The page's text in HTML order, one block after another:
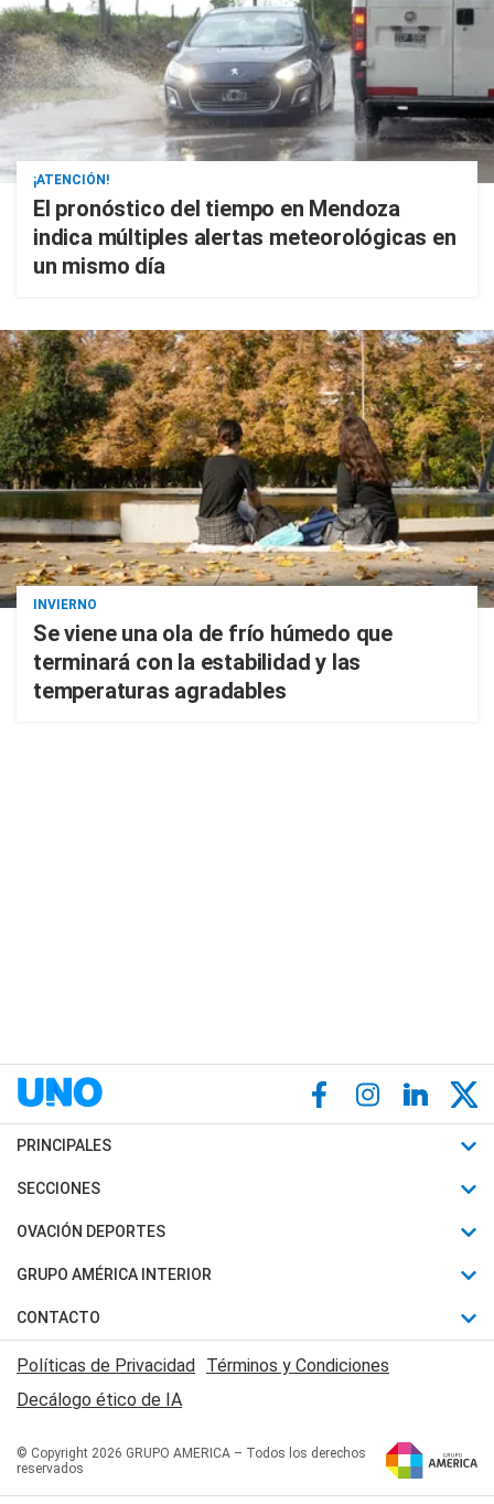
¡ATENCIÓN!
El pronóstico del tiempo en Mendoza
indica múltiples alertas meteorológicas en
un mismo día
INVIERNO
Se viene una ola de frío húmedo que
terminará con la estabilidad y las
temperaturas agradables
PRINCIPALES
Últimas Noticias
Política
Judiciales
Economia
SECCIONES
Horóscopo
Motores
Trucos caseros
Series y Películas
Edictos y Solicitadas
OVACIÓN DEPORTES
Fútbol
Mundial
Automovilismo
Rugby
Básquet
GRUPO AMÉRICA INTERIOR
Canal 7 en Vivo
San Juan 8
CONTACTO
Acerca de Nosotros
Contactanos
Políticas de Privacidad Términos y Condiciones
Decálogo ético de IA
© Copyright 2026 GRUPO AMERICA – Todos los derechos
reservados